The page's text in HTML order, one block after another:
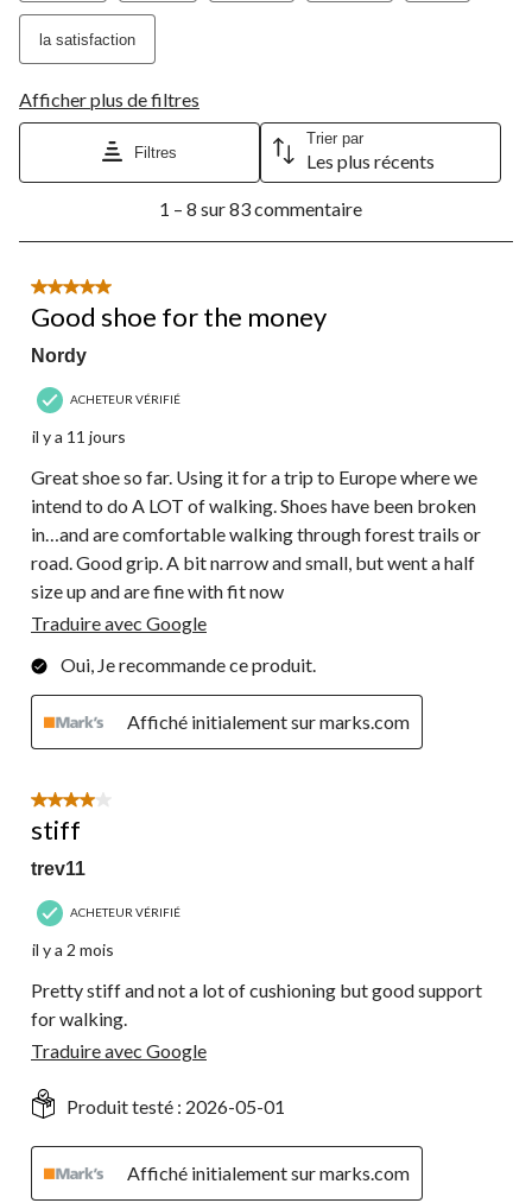
la satisfaction
Afficher plus de filtres
Filtres
Trier par
Les plus récents
8
83
commentaire.
1 – 8 sur 83 commentaire
5 étoile(s) sur 5.
Good shoe for the money
Nordy
ACHETEUR VÉRIFIÉ
il y a 11 jours
Great shoe so far. Using it for a trip to Europe where we
intend to do A LOT of walking. Shoes have been broken
in…and are comfortable walking through forest trails or
road. Good grip. A bit narrow and small, but went a half
size up and are fine with fit now
Traduire avec Google
Oui, Je recommande ce produit.
Affiché initialement sur marks.com
4 étoile(s) sur 5.
stiff
trev11
ACHETEUR VÉRIFIÉ
il y a 2 mois
Pretty stiff and not a lot of cushioning but good support
for walking.
Traduire avec Google
Produit testé : 2026-05-01
Affiché initialement sur marks.com